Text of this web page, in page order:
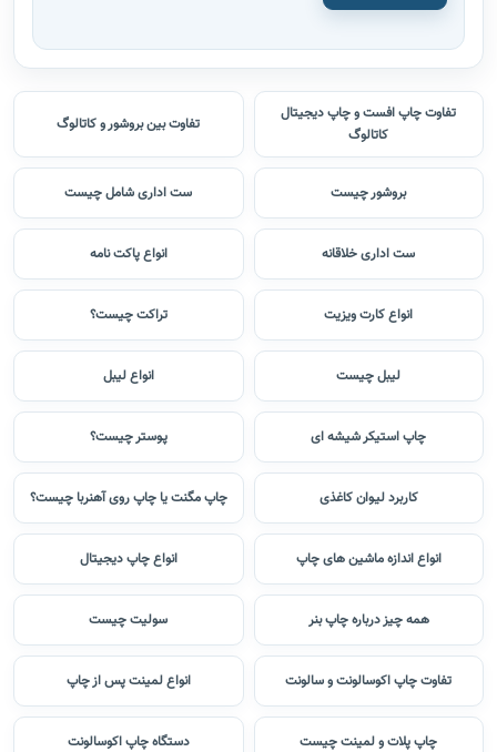
تفاوت چاپ افست و چاپ دیجیتال
کاتالوگ
تفاوت بین بروشور و کاتالوگ
بروشور چیست ست اداری شامل چیست
ست اداری خلاقانه انواع پاکت نامه
انواع کارت ویزیت تراکت چیست؟
لیبل چیست انواع لیبل
چاپ استیکر شیشه ای پوستر چیست؟
کاربرد لیوان کاغذی چاپ مگنت یا چاپ روی آهنربا چیست؟
انواع اندازه ماشین های چاپ انواع چاپ دیجیتال
همه چیز درباره چاپ بنر سولیت چیست
تفاوت چاپ اکوسالونت و سالونت انواع لمینت پس از چاپ
چاپ پلات و لمینت چیست دستگاه چاپ اکوسالونت